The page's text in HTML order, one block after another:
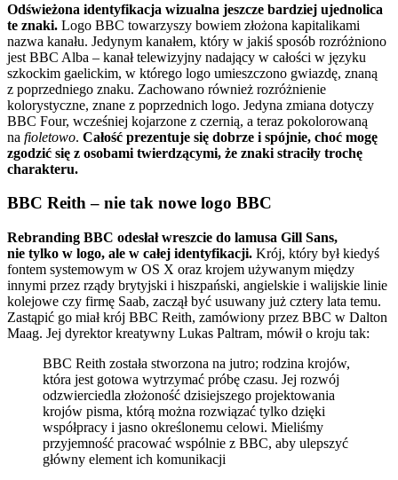
Odświeżona identyfikacja wizualna jeszcze bardziej ujednolica
te znaki. Logo BBC towarzyszy bowiem złożona kapitalikami
nazwa kanału. Jedynym kanałem, który w jakiś sposób rozróżniono
jest BBC Alba – kanał telewizyjny nadający w całości w języku
szkockim gaelickim, w którego logo umieszczono gwiazdę, znaną
z poprzedniego znaku. Zachowano również rozróżnienie
kolorystyczne, znane z poprzednich logo. Jedyna zmiana dotyczy
BBC Four, wcześniej kojarzone z czernią, a teraz pokolorowaną
na fioletowo. Całość prezentuje się dobrze i spójnie, choć mogę
zgodzić się z osobami twierdzącymi, że znaki straciły trochę
charakteru.
BBC Reith – nie tak nowe logo BBC
Rebranding BBC odesłał wreszcie do lamusa Gill Sans,
nie tylko w logo, ale w całej identyfikacji. Krój, który był kiedyś
fontem systemowym w OS X oraz krojem używanym między
innymi przez rządy brytyjski i hiszpański, angielskie i walijskie linie
kolejowe czy firmę Saab, zaczął być usuwany już cztery lata temu.
Zastąpić go miał krój BBC Reith, zamówiony przez BBC w Dalton
Maag. Jej dyrektor kreatywny Lukas Paltram, mówił o kroju tak:
BBC Reith została stworzona na jutro; rodzina krojów,
która jest gotowa wytrzymać próbę czasu. Jej rozwój
odzwierciedla złożoność dzisiejszego projektowania
krojów pisma, którą można rozwiązać tylko dzięki
współpracy i jasno określonemu celowi. Mieliśmy
przyjemność pracować wspólnie z BBC, aby ulepszyć
główny element ich komunikacji